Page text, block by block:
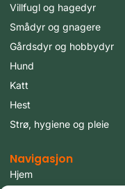
Villfugl og hagedyr
Smådyr og gnagere
Gårdsdyr og hobbydyr
Hund
Katt
Hest
Strø, hygiene og pleie
Navigasjon
Hjem